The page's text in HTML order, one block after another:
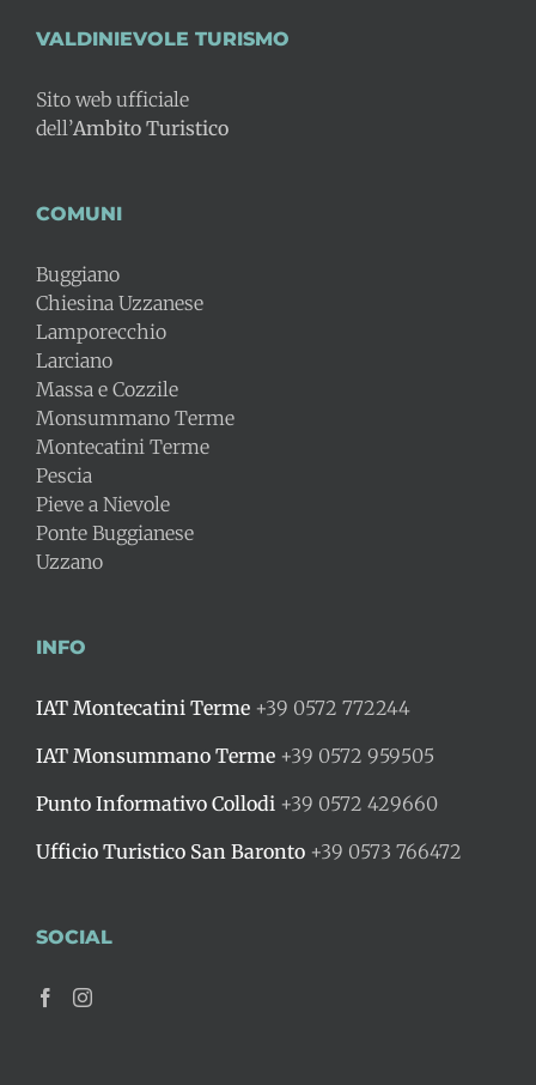
VALDINIEVOLE TURISMO
Sito web ufficiale
dell’Ambito Turistico
COMUNI
Buggiano
Chiesina Uzzanese
Lamporecchio
Larciano
Massa e Cozzile
Monsummano Terme
Montecatini Terme
Pescia
Pieve a Nievole
Ponte Buggianese
Uzzano
INFO
IAT Montecatini Terme +39 0572 772244
IAT Monsummano Terme +39 0572 959505
Punto Informativo Collodi +39 0572 429660
Ufficio Turistico San Baronto +39 0573 766472
SOCIAL